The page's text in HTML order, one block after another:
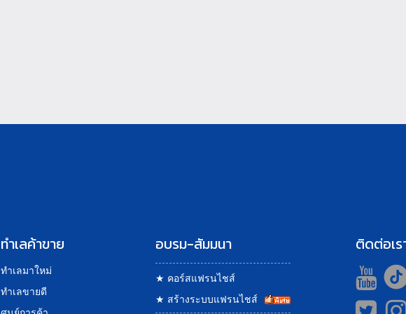
ทำเลค้าขาย
ทำเลมาใหม่
ทำเลขายดี
อบรม-สัมมนา
★ คอร์สแฟรนไชส์
★ สร้างระบบแฟรนไชส์
ติดต่อเร